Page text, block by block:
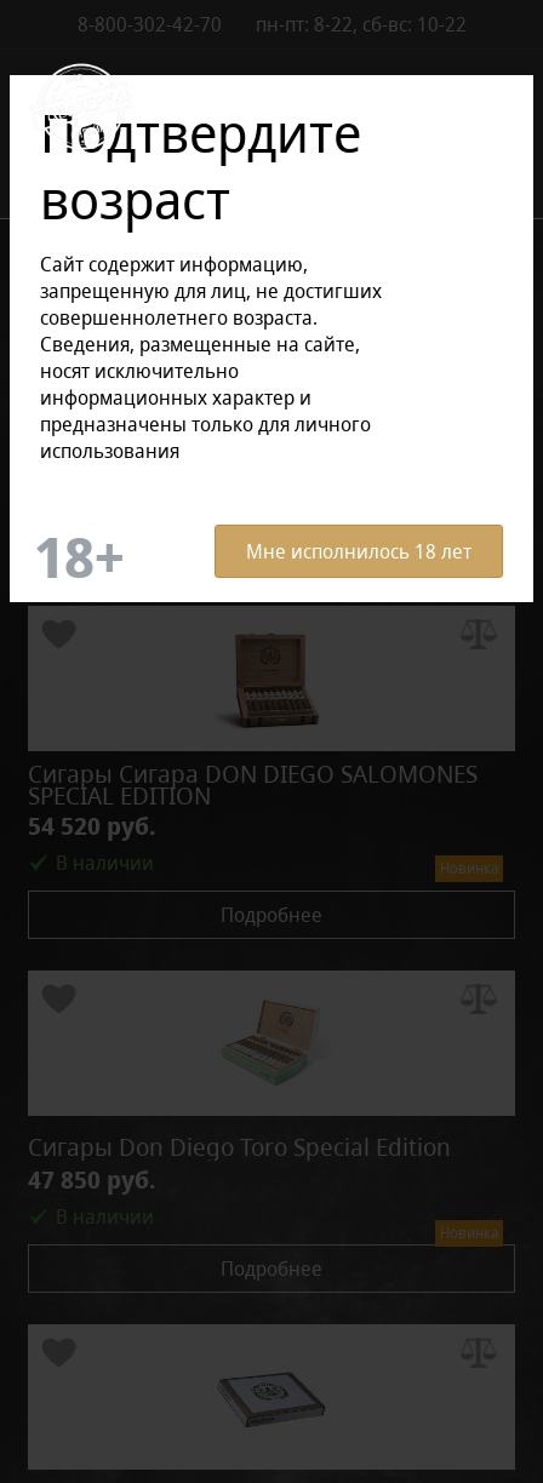
8-800-302-42-70 пн-пт: 8-22, сб-вс: 10-22
DON DIEGO
Уточнить раздел
Подтвердите
возраст
Сайт содержит информацию,
запрещенную для лиц, не достигших
совершеннолетнего возраста.
Сведения, размещенные на сайте,
носят исключительно
информационных характер и
предназначены только для личного
использования
Мне исполнилось 18 лет
DON DIEGO
По умолчанию
Новинка
Сигары Сигара DON DIEGO SALOMONES
SPECIAL EDITION
54 520 руб.
В наличии
Подробнее
Новинка
Сигары Don Diego Toro Special Edition
47 850 руб.
В наличии
Подробнее